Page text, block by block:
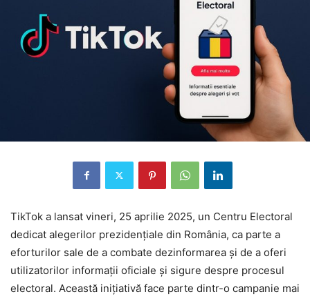
TikTok a lansat vineri, 25 aprilie 2025, un Centru Electoral
dedicat alegerilor prezidențiale din România, ca parte a
eforturilor sale de a combate dezinformarea și de a oferi
utilizatorilor informații oficiale și sigure despre procesul
electoral. Această inițiativă face parte dintr-o campanie mai